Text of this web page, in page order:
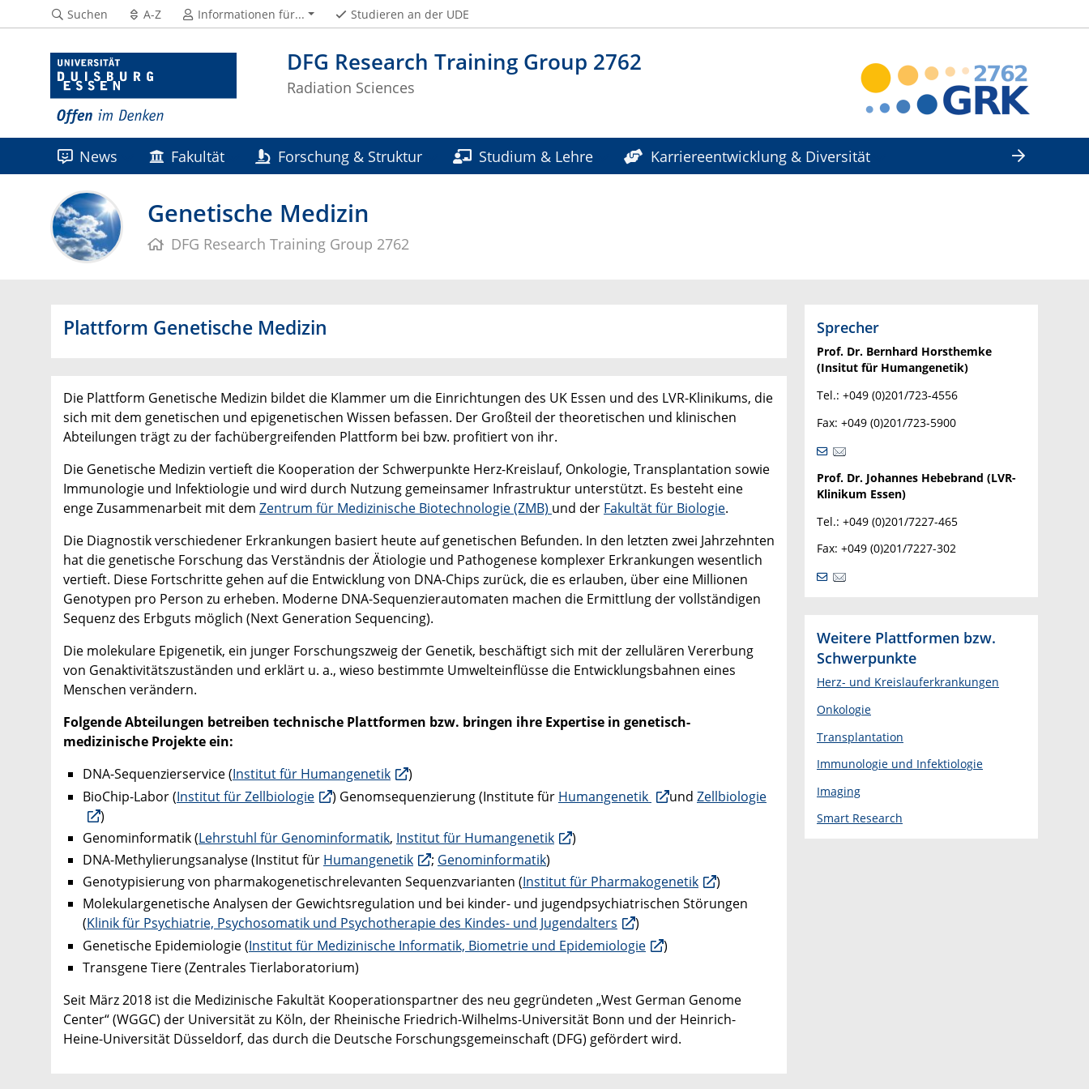
DFG Research Training Group 2762
Radiation Sciences
Suchen A-Z Informationen für... Studieren an der UDE
News Fakultät Forschung & Struktur Studium & Lehre
Karriereentwicklung & Diversität
Wissens- & Technologietransfer
Genetische Medizin
DFG Research Training Group 2762
Plattform Genetische Medizin
Die Plattform Genetische Medizin bildet die Klammer um die Einrichtungen des UK Essen und des LVR-Klinikums, die
sich mit dem genetischen und epigenetischen Wissen befassen. Der Großteil der theoretischen und klinischen
Abteilungen trägt zu der fachübergreifenden Plattform bei bzw. profitiert von ihr.
Die Genetische Medizin vertieft die Kooperation der Schwerpunkte Herz-Kreislauf, Onkologie, Transplantation sowie
Immunologie und Infektiologie und wird durch Nutzung gemeinsamer Infrastruktur unterstützt. Es besteht eine
enge Zusammenarbeit mit dem Zentrum für Medizinische Biotechnologie (ZMB) und der Fakultät für Biologie.
Die Diagnostik verschiedener Erkrankungen basiert heute auf genetischen Befunden. In den letzten zwei Jahrzehnten
hat die genetische Forschung das Verständnis der Ätiologie und Pathogenese komplexer Erkrankungen wesentlich
vertieft. Diese Fortschritte gehen auf die Entwicklung von DNA-Chips zurück, die es erlauben, über eine Millionen
Genotypen pro Person zu erheben. Moderne DNA-Sequenzierautomaten machen die Ermittlung der vollständigen
Sequenz des Erbguts möglich (Next Generation Sequencing).
Die molekulare Epigenetik, ein junger Forschungszweig der Genetik, beschäftigt sich mit der zellulären Vererbung
von Genaktivitätszuständen und erklärt u. a., wieso bestimmte Umwelteinflüsse die Entwicklungsbahnen eines
Menschen verändern.
Folgende Abteilungen betreiben technische Plattformen bzw. bringen ihre Expertise in genetisch-
medizinische Projekte ein:
DNA-Sequenzierservice (Institut für Humangenetik
)
BioChip-Labor (Institut für Zellbiologie ) Genomsequenzierung (Institute für Humangenetik und Zellbiologie
)
Genominformatik (Lehrstuhl für Genominformatik, Institut für Humangenetik
)
DNA-Methylierungsanalyse (Institut für Humangenetik ; Genominformatik)
Genotypisierung von pharmakogenetischrelevanten Sequenzvarianten (Institut für Pharmakogenetik
)
Molekulargenetische Analysen der Gewichtsregulation und bei kinder- und jugendpsychiatrischen Störungen
(Klinik für Psychiatrie, Psychosomatik und Psychotherapie des Kindes- und Jugendalters
)
Genetische Epidemiologie (Institut für Medizinische Informatik, Biometrie und Epidemiologie
)
Transgene Tiere (Zentrales Tierlaboratorium)
Seit März 2018 ist die Medizinische Fakultät Kooperationspartner des neu gegründeten „West German Genome
Center“ (WGGC) der Universität zu Köln, der Rheinische Friedrich-Wilhelms-Universität Bonn und der Heinrich-
Heine-Universität Düsseldorf, das durch die Deutsche Forschungsgemeinschaft (DFG) gefördert wird.
Sprecher
Prof. Dr. Bernhard Horsthemke
(Insitut für Humangenetik)
Tel.: +049 (0)201/723-4556
Fax: +049 (0)201/723-5900
Prof. Dr. Johannes Hebebrand (LVR-
Klinikum Essen)
Tel.: +049 (0)201/7227-465
Fax: +049 (0)201/7227-302
Weitere Plattformen bzw.
Schwerpunkte
Herz- und Kreislauferkrankungen
Onkologie
Transplantation
Immunologie und Infektiologie
Imaging
Smart Research